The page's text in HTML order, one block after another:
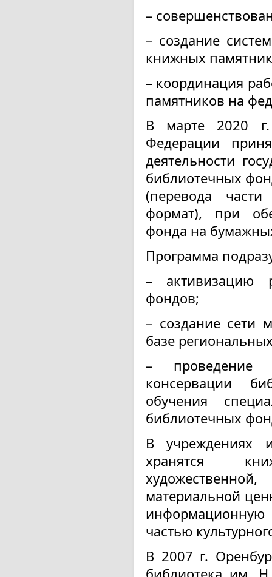
–
– создание
книжных
– координация
памятников на
В марте 2020 г.
Федерации
деятельности
библиотечных
(перевода
формат), при
фонда на
Программа
– активизацию
фондов;
– создание сети
базе
– проведение
консервации
обучения
библиотечных
В учреждениях
хранятся
материальной
информационную
частью
В 2007 г.